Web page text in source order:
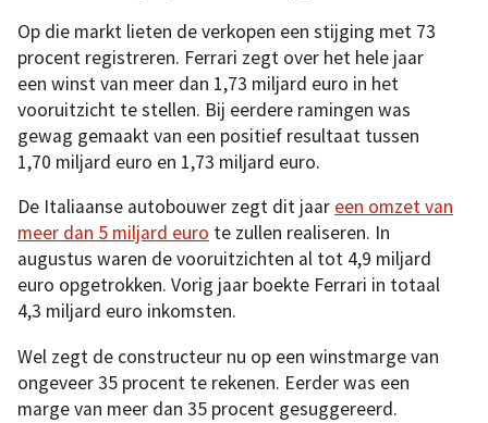
Op die markt lieten de verkopen een stijging met 73
procent registreren. Ferrari zegt over het hele jaar
een winst van meer dan 1,73 miljard euro in het
vooruitzicht te stellen. Bij eerdere ramingen was
gewag gemaakt van een positief resultaat tussen
1,70 miljard euro en 1,73 miljard euro.
De Italiaanse autobouwer zegt dit jaar een omzet van
meer dan 5 miljard euro te zullen realiseren. In
augustus waren de vooruitzichten al tot 4,9 miljard
euro opgetrokken. Vorig jaar boekte Ferrari in totaal
4,3 miljard euro inkomsten.
Wel zegt de constructeur nu op een winstmarge van
ongeveer 35 procent te rekenen. Eerder was een
marge van meer dan 35 procent gesuggereerd.